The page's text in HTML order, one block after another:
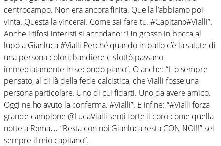
centrocampo. Non era ancora finita. Quella l’abbiamo poi
vinta. Questa la vincerai. Come sai fare tu. #Capitano#Vialli”.
Anche i tifosi interisti si accodano: “Un grosso in bocca al
lupo a Gianluca #Vialli Perché quando in ballo c’è la salute di
una persona colori, bandiere e sfottò passano
immediatamente in secondo piano”. O anche: “Ho sempre
pensato, al di là della fede calcistica, che Vialli fosse una
persona particolare. Uno di cui fidarti. Uno da avere amico.
Oggi ne ho avuto la conferma. #Vialli”. E infine: “#Vialli forza
grande campione @LucaVialli senti forte il coro come quella
notte a Roma… “Resta con noi Gianluca resta CON NOI!!” sei
sempre il mio capitano”.